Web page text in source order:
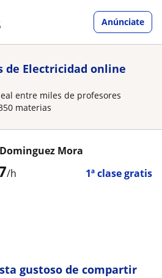
Anúnciate
de Electricidad online
entre miles de profesores
materias
/h 1ª clase gratis
Mora
gustoso de compartir